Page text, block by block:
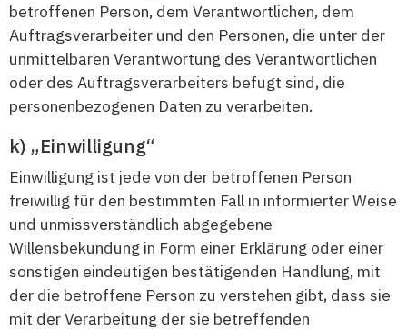
betroffenen Person, dem Verantwortlichen, dem
Auftragsverarbeiter und den Personen, die unter der
unmittelbaren Verantwortung des Verantwortlichen
oder des Auftragsverarbeiters befugt sind, die
personenbezogenen Daten zu verarbeiten.
„Einwilligung“
Einwilligung ist jede von der betroffenen Person
freiwillig für den bestimmten Fall in informierter Weise
und unmissverständlich abgegebene
Willensbekundung in Form einer Erklärung oder einer
sonstigen eindeutigen bestätigenden Handlung, mit
der die betroffene Person zu verstehen gibt, dass sie
mit der Verarbeitung der sie betreffenden